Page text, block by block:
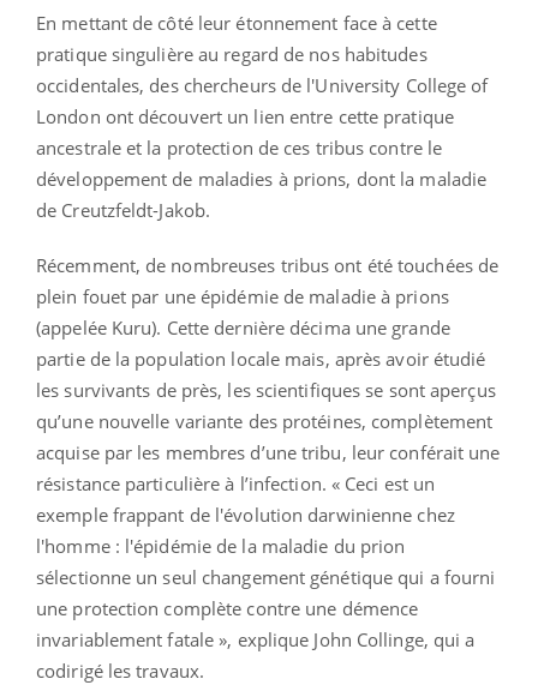
En mettant de côté leur étonnement face à cette
pratique singulière au regard de nos habitudes
occidentales, des chercheurs de l'University College of
London ont découvert un lien entre cette pratique
ancestrale et la protection de ces tribus contre le
développement de maladies à prions, dont la maladie
de Creutzfeldt-Jakob.
Récemment, de nombreuses tribus ont été touchées de
plein fouet par une épidémie de maladie à prions
(appelée Kuru). Cette dernière décima une grande
partie de la population locale mais, après avoir étudié
les survivants de près, les scientifiques se sont aperçus
qu’une nouvelle variante des protéines, complètement
acquise par les membres d’une tribu, leur conférait une
résistance particulière à l’infection. « Ceci est un
exemple frappant de l'évolution darwinienne chez
l'homme : l'épidémie de la maladie du prion
sélectionne un seul changement génétique qui a fourni
une protection complète contre une démence
invariablement fatale », explique John Collinge, qui a
codirigé les travaux.